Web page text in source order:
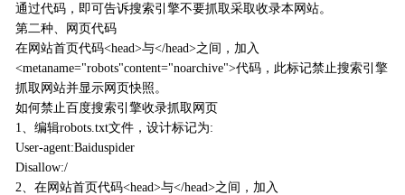
通过代码，即可告诉搜索引擎不要抓取采取收录本网站。
第二种、网页代码
在网站首页代码<head>与</head>之间，加入
<metaname="robots"content="noarchive">代码，此标记禁止搜索引擎
抓取网站并显示网页快照。
如何禁止百度搜索引擎收录抓取网页
1、编辑robots.txt文件，设计标记为:
User-agent:Baiduspider
Disallow:/
2、在网站首页代码<head>与</head>之间，加入